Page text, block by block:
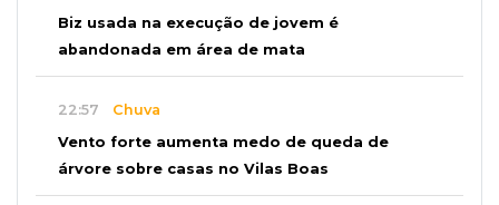
Biz usada na execução de jovem é
abandonada em área de mata
22:57 Chuva
Vento forte aumenta medo de queda de
árvore sobre casas no Vilas Boas